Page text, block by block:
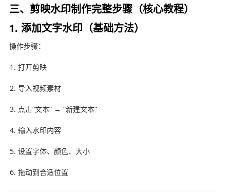
三、剪映水印制作完整步骤（核心教程）
1. 添加文字水印（基础方法）
操作步骤：
打开剪映
导入视频素材
点击“文本” → “新建文本”
输入水印内容
设置字体、颜色、大小
拖动到合适位置